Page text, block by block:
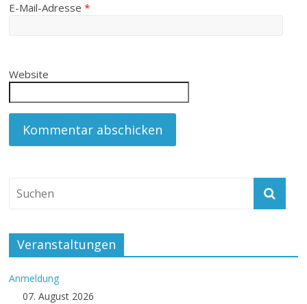
E-Mail-Adresse*
Website
Veranstaltungen
Anmeldung
07. August 2026